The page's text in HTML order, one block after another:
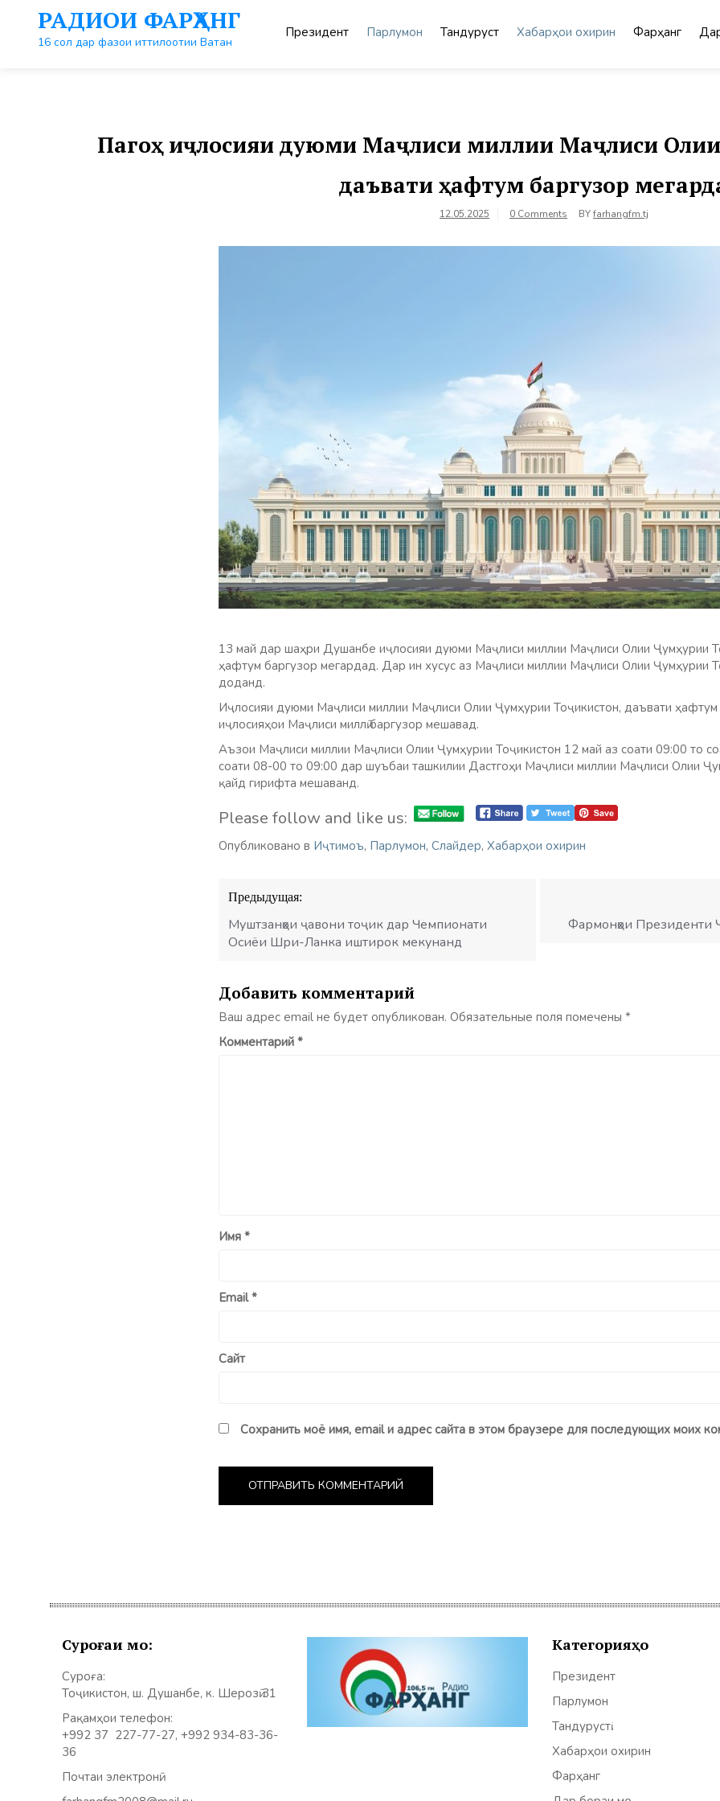
контенту
РАДИОИ ФАРҲАНГ
16 сол дар фазои иттилоотии Ватан
Президент Парлумон Тандурустӣ Хабарҳои охирин Фарҳанг
Пагоҳ иҷлосияи дуюми Маҷлиси миллии Маҷлиси
даъвати ҳафтум баргузор
12.05.2025 0 Comments BYfarhangfm.tj
13 май дар шаҳри Душанбе иҷлосияи дуюми Маҷлиси миллии Маҷлиси Олии Ҷумҳурии
ҳафтум баргузор мегардад. Дар ин хусус аз Маҷлиси миллии Маҷлиси Олии Ҷумҳурии
доданд.
Иҷлосияи дуюми Маҷлиси миллии Маҷлиси Олии Ҷумҳурии Тоҷикистон, даъвати
иҷлосияҳои Маҷлиси миллӣ баргузор мешавад.
Аъзои Маҷлиси миллии Маҷлиси Олии Ҷумҳурии Тоҷикистон 12 май аз соати 09:00 то
соати 08-00 то 09:00 дар шуъбаи ташкилии Дастгоҳи Маҷлиси миллии Маҷлиси Олии
қайд гирифта мешаванд.
Please follow and like us:
Опубликовано в Иҷтимоъ, Парлумон, Слайдер, Хабарҳои охирин
Навигация
по
записям
Предыдущая:
Муштзанҳои ҷавони тоҷик дар Чемпионати
Осиёи Шри-Ланка иштирок мекунанд
Фармонҳои Президенти
Добавить комментарий
Ваш адрес email не будет опубликован. Обязательные поля помечены *
Комментарий *
Имя *
Email*
Сайт
Сохранить моё имя, email и адрес сайта в этом браузере для последующих моих
Суроғаи мо:
Суроға:
Тоҷикистон, ш. Душанбе, к. Шерозӣ 31
Рақамҳои телефон:
+992 37 227-77-27, +992 934-83-36-
36
Почтаи электронӣ:
Категорияҳо
Президент
Парлумон
Тандурустӣ
Хабарҳои охирин
Фарҳанг